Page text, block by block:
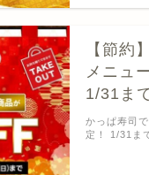
【節約
メニュ
1/31ま
かっぱ寿司
定！ 1/31ま